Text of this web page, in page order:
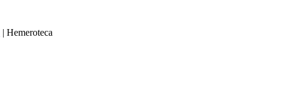
| Hemeroteca